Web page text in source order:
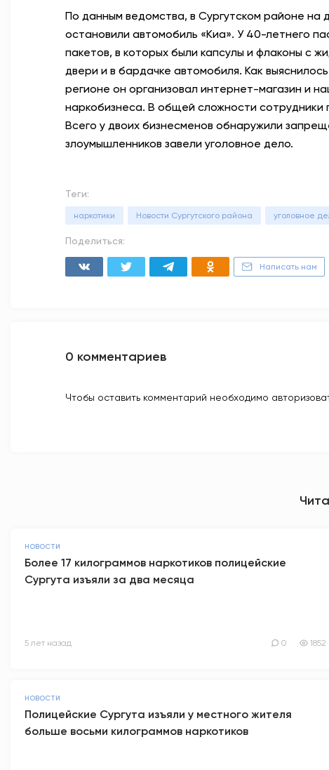
По данным ведомства, в Сургутском районе на
остановили автомобиль «Киа». У 40-летнего
пакетов, в которых были капсулы и флаконы с
двери и в бардачке автомобиля. Как
регионе он организовал интернет-магазин и
наркобизнеса. В общей сложности сотрудники
Всего у двоих бизнесменов обнаружили
злоумышленников завели уголовное дело.
Теги:
наркотики Новости Сургутского района уголовное
Поделиться:
Написать нам
0 комментариев
Чтобы оставить комментарий необходимо
НОВОСТИ
Более 17 килограммов наркотиков полицейские
Сургута изъяли за два месяца
5 лет назад 0 1852
НОВОСТИ
Полицейские Сургута изъяли у местного жителя
больше восьми килограммов наркотиков